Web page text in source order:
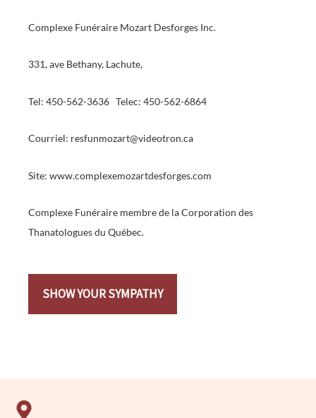
Complexe Funéraire Mozart Desforges Inc.
331, ave Bethany, Lachute,
Tel: 450-562-3636 Telec: 450-562-6864
Courriel: resfunmozart@videotron.ca
Site: www.complexemozartdesforges.com
Complexe Funéraire membre de la Corporation des
Thanatologues du Québec.
SHOW YOUR SYMPATHY